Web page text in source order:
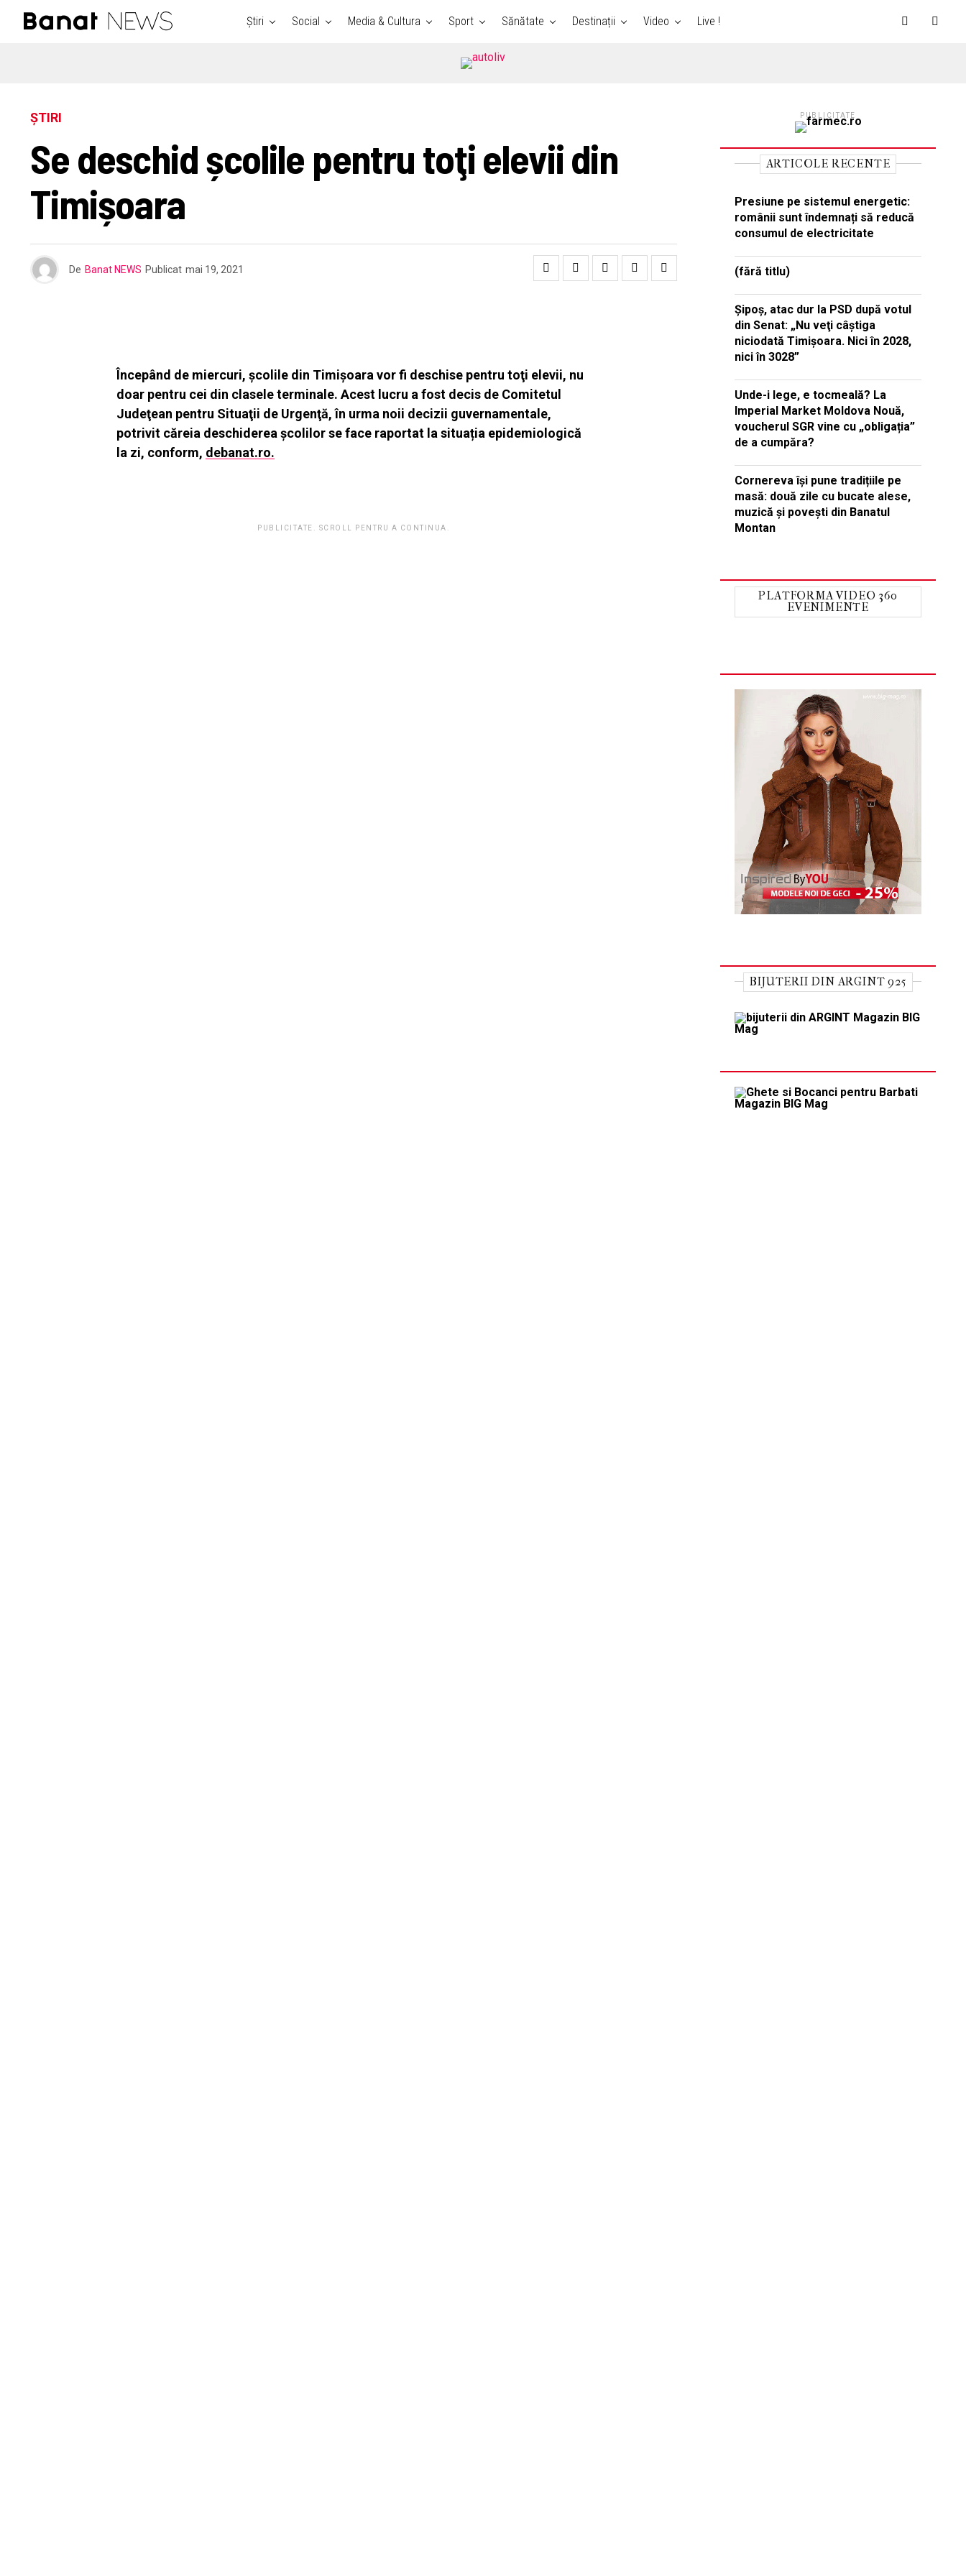
Știri Social Media & Cultura Sport Sănătate Destinații Video Live !
ȘTIRI
Se deschid școlile pentru toţi elevii din
Timișoara
De Banat NEWS Publicat mai 19, 2021
Începând de miercuri, şcolile din Timişoara vor fi deschise pentru toţi elevii, nu
doar pentru cei din clasele terminale. Acest lucru a fost decis de Comitetul
Judeţean pentru Situaţii de Urgenţă, în urma noii decizii guvernamentale,
potrivit căreia deschiderea școlilor se face raportat la situația epidemiologică
la zi, conform, debanat.ro.
PUBLICITATE. SCROLL PENTRU A CONTINUA.
PUBLICITATE
ARTICOLE RECENTE
Presiune pe sistemul energetic:
românii sunt îndemnați să reducă
consumul de electricitate
(fără titlu)
Şipoş, atac dur la PSD după votul
din Senat: „Nu veţi câştiga
niciodată Timişoara. Nici în 2028,
nici în 3028”
Unde-i lege, e tocmeală? La
Imperial Market Moldova Nouă,
voucherul SGR vine cu „obligația”
de a cumpăra?
Cornereva își pune tradițiile pe
masă: două zile cu bucate alese,
muzică și povești din Banatul
Montan
PLATFORMA VIDEO 360
EVENIMENTE
BIJUTERII DIN ARGINT 925